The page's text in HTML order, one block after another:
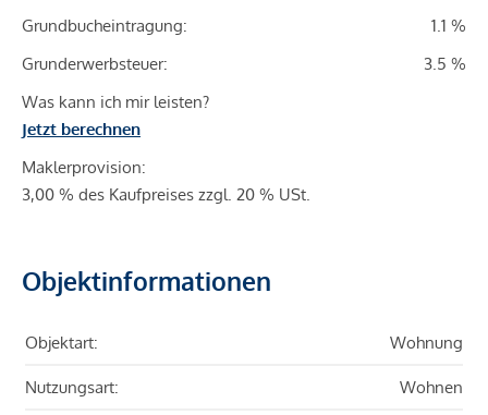
Grundbucheintragung:
1.1 %
Grunderwerbsteuer:
3.5 %
Was kann ich mir leisten?
Jetzt berechnen
Maklerprovision:
3,00 % des Kaufpreises zzgl. 20 % USt.
Objektinformationen
Objektart: Wohnung
Nutzungsart: Wohnen